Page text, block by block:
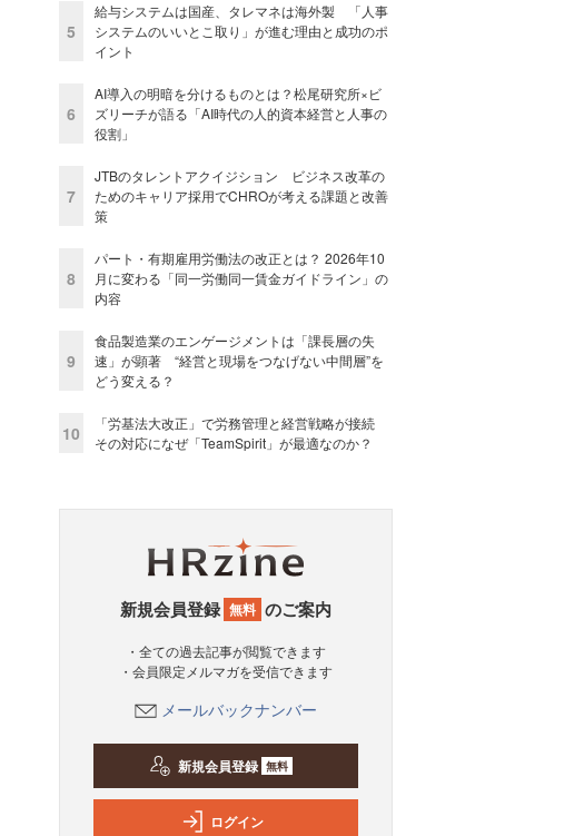
5
給与システムは国産、タレマネは海外製 「人事
システムのいいとこ取り」が進む理由と成功のポ
イント
6
AI導入の明暗を分けるものとは？松尾研究所×ビ
ズリーチが語る「AI時代の人的資本経営と人事の
役割」
7
JTBのタレントアクイジション ビジネス改革の
ためのキャリア採用でCHROが考える課題と改善
策
8
パート・有期雇用労働法の改正とは？ 2026年10
月に変わる「同一労働同一賃金ガイドライン」の
内容
9
食品製造業のエンゲージメントは「課長層の失
速」が顕著 “経営と現場をつなげない中間層”を
どう変える？
10
「労基法大改正」で労務管理と経営戦略が接続
その対応になぜ「TeamSpirit」が最適なのか？
新規会員登録 無料 のご案内
・全ての過去記事が閲覧できます
・会員限定メルマガを受信できます
メールバックナンバー
新規会員登録 無料
ログイン